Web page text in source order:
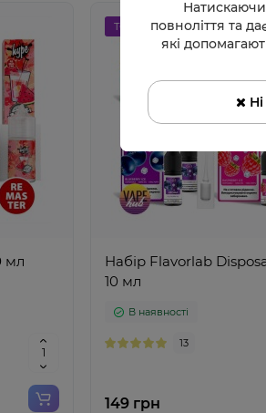
мл
ТОП
Набір Flavorlab
10 мл
В наявності
13
149 грн
повноліття та
які
Ні